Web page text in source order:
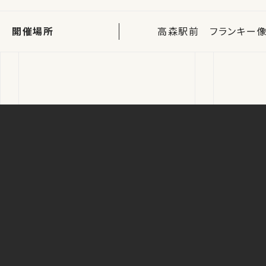
開催場所 高森駅前 フランキー